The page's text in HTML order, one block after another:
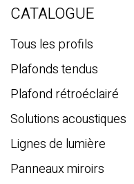
e
c
h
e
CATALOGUE
Tous les profils
Plafonds tendus
Plafond rétroéclairé
Solutions acoustiques
Lignes de lumière
Panneaux miroirs